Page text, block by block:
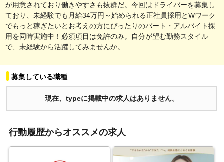
が用意されており働きやすさも抜群だ。今回はドライバーを募集し
ており、未経験でも月給34万円～始められる正社員採用とWワーク
でもっと稼ぎたいとお考えの方にぴったりのパート・アルバイト採
用を同時実施中！必須項目は免許のみ。自分が望む勤務スタイル
で、未経験から活躍してみませんか。
募集している職種
現在、typeに掲載中の求人はありません。
行動履歴からオススメの求人